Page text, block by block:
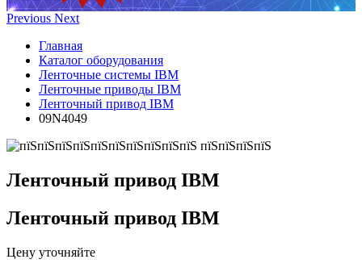
Previous Next
Главная
Каталог оборудования
Ленточные системы IBM
Ленточные приводы IBM
Ленточный привод IBM
09N4049
Ленточный привод IBM
Ленточный привод IBM
Цену уточняйте